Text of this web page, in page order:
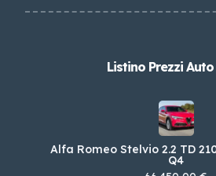
Listino Prezzi
Alfa Romeo Stelvio 2.2 TD
Q4